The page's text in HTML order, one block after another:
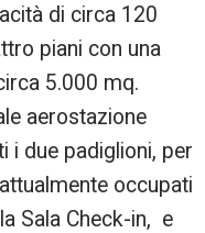
di circa 120
piani con una
5.000 mq.
aerostazione
i due padiglioni, per
occupati
Sala Check-in, e